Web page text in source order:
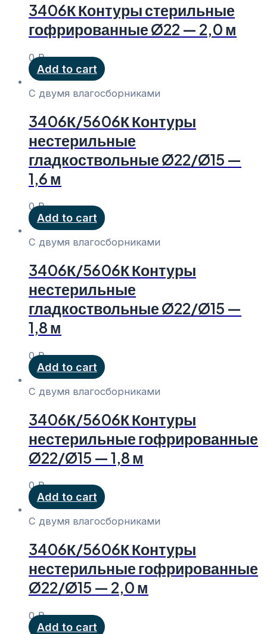
3406К Контуры стерильные
гофрированные Ø22 — 2,0 м
0₽
Add to cart
С двумя влагосборниками
3406К/5606К Контуры
нестерильные
гладкоствольные Ø22/Ø15 —
1,6 м
0₽
Add to cart
С двумя влагосборниками
3406К/5606К Контуры
нестерильные
гладкоствольные Ø22/Ø15 —
1,8 м
0₽
Add to cart
С двумя влагосборниками
3406К/5606К Контуры
нестерильные гофрированные
Ø22/Ø15 — 1,8 м
0₽
Add to cart
С двумя влагосборниками
3406К/5606К Контуры
нестерильные гофрированные
Ø22/Ø15 — 2,0 м
0₽
Add to cart